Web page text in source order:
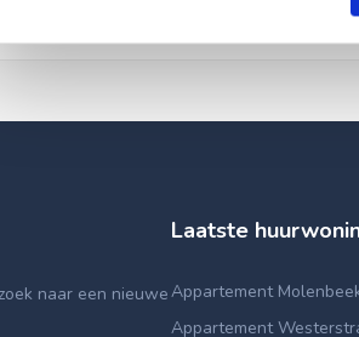
naar een nieuwe
Laatste
Appartement
Appartement